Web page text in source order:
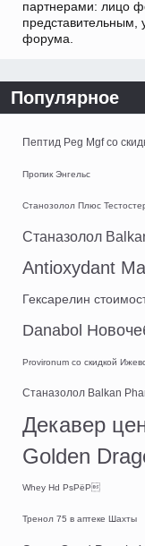
партнерами: лицо
представительным,
форума.
Популярное
Пептид Peg Mgf со
Пропик Энгельс
Станозолол Плюс
Станазолол
Antioxydant
Гексарелин
Danabol
Provironum со скидкой
Станазолол Balkan
Декавер
Golden
Whey Hd РѕРёР
Тренол 75 в аптеке Шахты